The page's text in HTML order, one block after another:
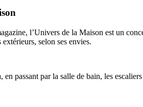
l’Univers de la Maison est un
selon ses envies.
en passant par la salle de bain, les